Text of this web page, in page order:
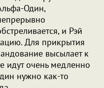
Один,
и Рэй
Для прикрытия
высылает к
идут очень медленно
нужно как-то